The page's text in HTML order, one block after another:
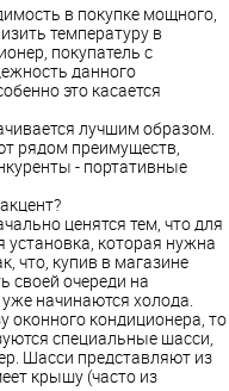
в покупке мощного,
температуру в
покупатель с
данного
это касается
лучшим образом.
рядом преимуществ,
- портативные
ценятся тем, что для
установка, которая нужна
что, купив в магазине
своей очереди на
уже начинаются холода.
оконного кондиционера, то
специальные шасси,
Шасси представляют из
крышу (часто из